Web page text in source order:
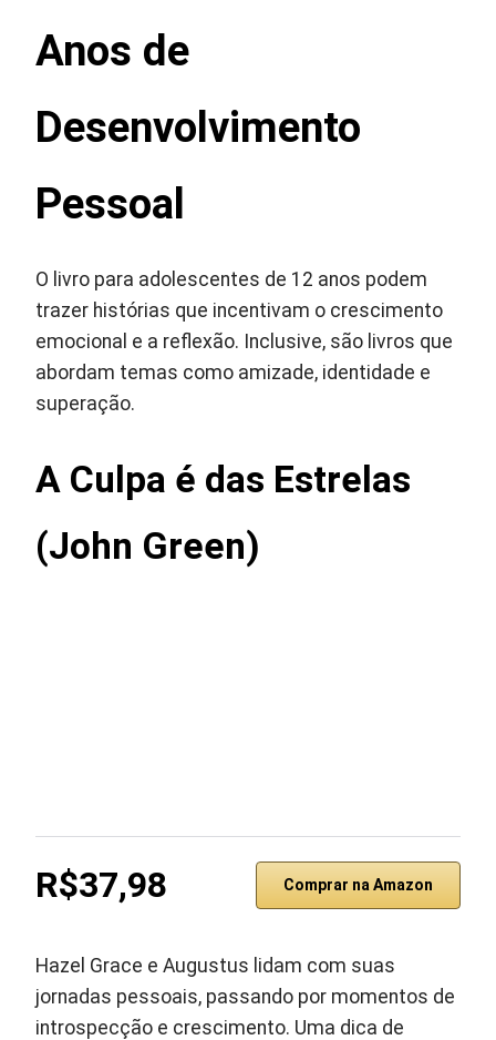
Anos de
Desenvolvimento
Pessoal
O livro para adolescentes de 12 anos podem
trazer histórias que incentivam o crescimento
emocional e a reflexão. Inclusive, são livros que
abordam temas como amizade, identidade e
superação.
A Culpa é das Estrelas
(John Green)
R$37,98 Comprar na Amazon
Hazel Grace e Augustus lidam com suas
jornadas pessoais, passando por momentos de
introspecção e crescimento. Uma dica de